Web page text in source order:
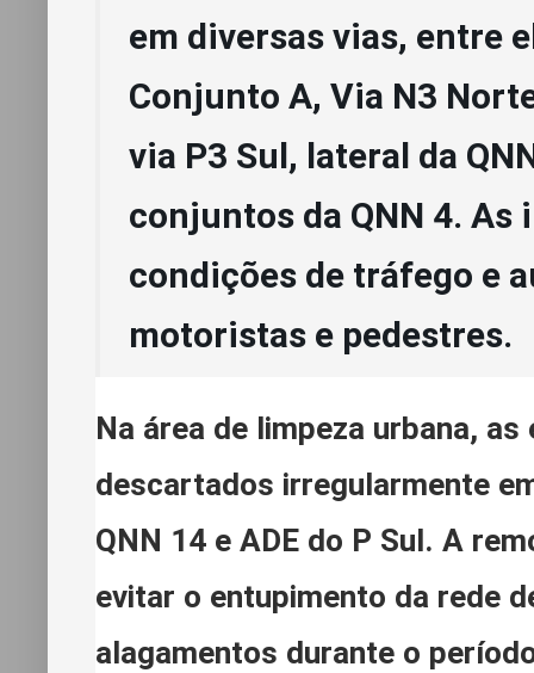
em diversas vias, entre
Conjunto A, Via N3
via P3 Sul, lateral da
conjuntos da QNN 4.
condições de tráfego e
motoristas e pedestres.
Na área de limpeza urbana,
descartados irregularmente
QNN 14 e ADE do P Sul. A
evitar o entupimento da rede
alagamentos durante o